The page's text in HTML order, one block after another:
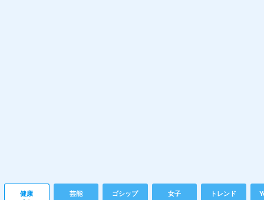
健康 芸能 ゴシップ 女子 トレンド